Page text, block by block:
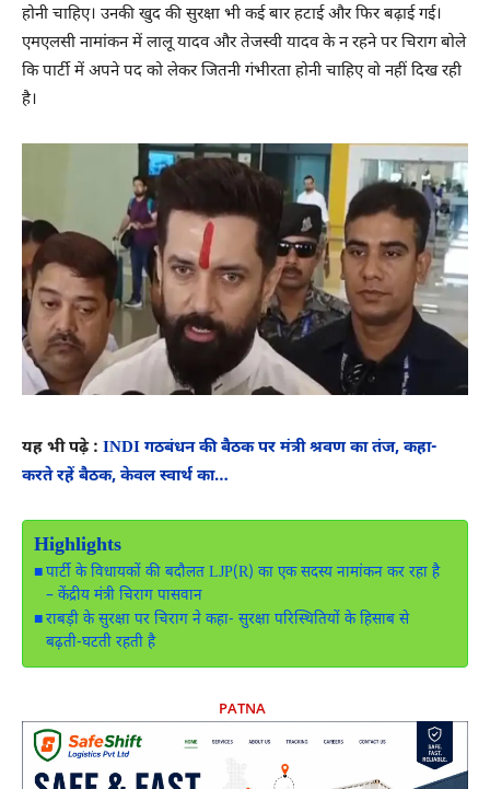
होनी चाहिए। उनकी खुद की सुरक्षा भी कई बार हटाई और फिर बढ़ाई गई।
एमएलसी नामांकन में लालू यादव और तेजस्वी यादव के न रहने पर चिराग बोले
कि पार्टी में अपने पद को लेकर जितनी गंभीरता होनी चाहिए वो नहीं दिख रही
है।
यह भी पढ़े : INDI गठबंधन की बैठक पर मंत्री श्रवण का तंज, कहा-
करते रहें बैठक, केवल स्वार्थ का…
Highlights
पार्टी के विधायकों की बदौलत LJP(R) का एक सदस्य नामांकन कर रहा है
– केंद्रीय मंत्री चिराग पासवान
राबड़ी के सुरक्षा पर चिराग ने कहा- सुरक्षा परिस्थितियों के हिसाब से
बढ़ती-घटती रहती है
PATNA